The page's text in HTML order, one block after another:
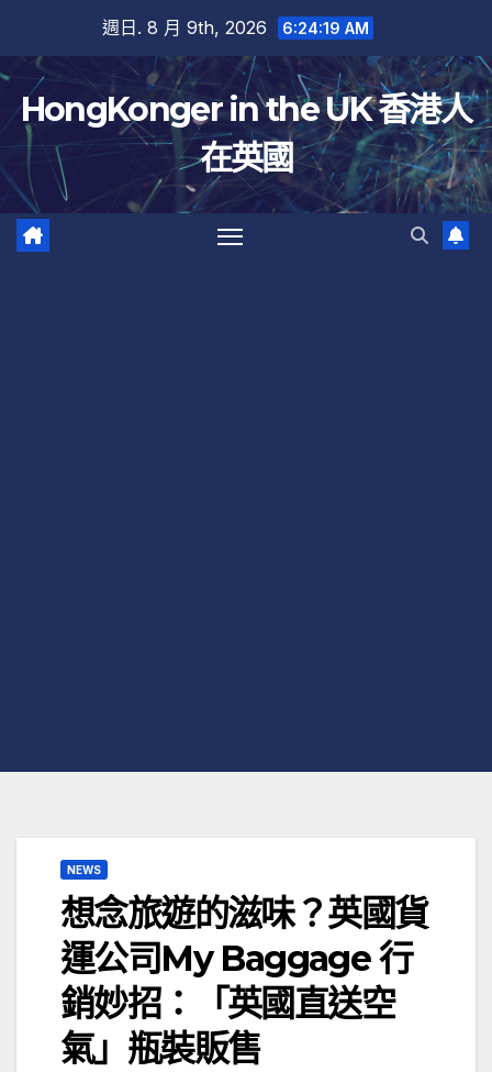
內
容
週日. 8 月 9th, 2026 6:24:20 AM
HongKonger in the UK 香港人
在英國
NEWS
想念旅遊的滋味？英國貨
運公司My Baggage 行
銷妙招：「英國直送空
氣」瓶裝販售